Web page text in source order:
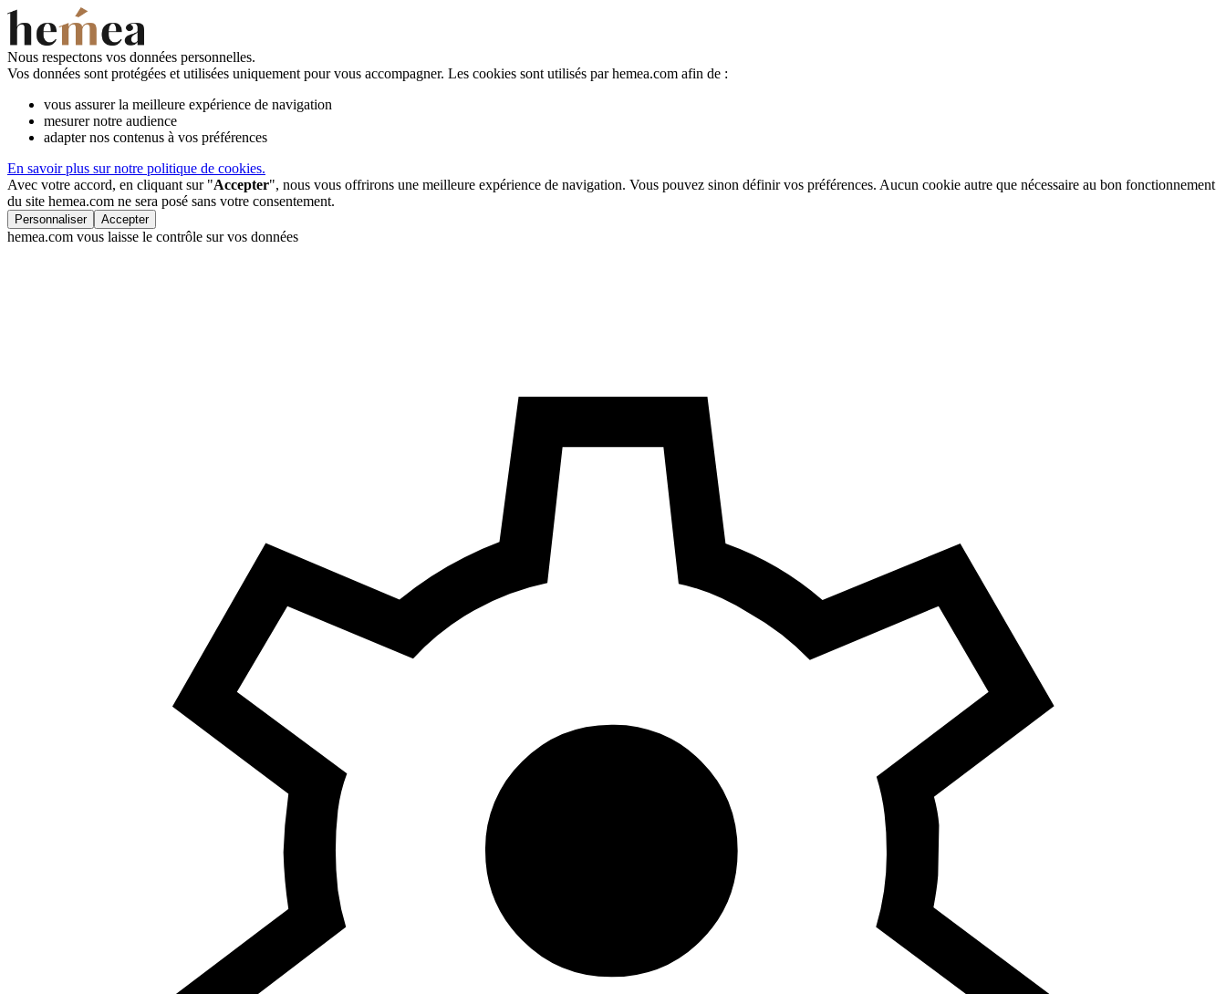
Nous respectons vos données personnelles.
Vos données sont protégées et utilisées uniquement pour vous accompagner. Les cookies sont utilisés par hemea.com afin de :
vous assurer la meilleure expérience de navigation
mesurer notre audience
adapter nos contenus à vos préférences
En savoir plus sur notre politique de cookies.
Avec votre accord, en cliquant sur "Accepter", nous vous offrirons une meilleure expérience de navigation. Vous pouvez sinon définir vos préférences. Aucun cookie autre que nécessaire au bon fonctionnement
du site hemea.com ne sera posé sans votre consentement.
Personnaliser Accepter
hemea.com vous laisse le contrôle sur vos données